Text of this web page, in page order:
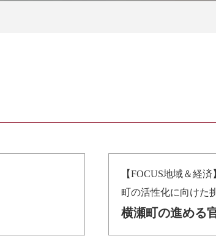
【FOCUS地域＆経済
町の活性化に向けた
横瀬町の進める